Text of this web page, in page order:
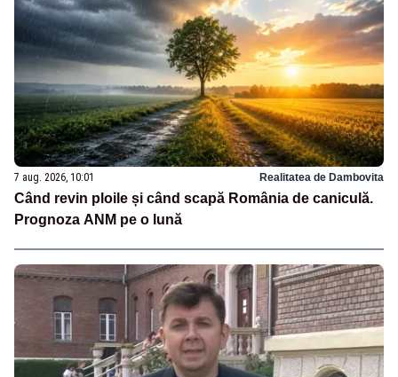
7 aug. 2026, 10:01 Realitatea de Dambovita
Când revin ploile și când scapă România de caniculă.
Prognoza ANM pe o lună